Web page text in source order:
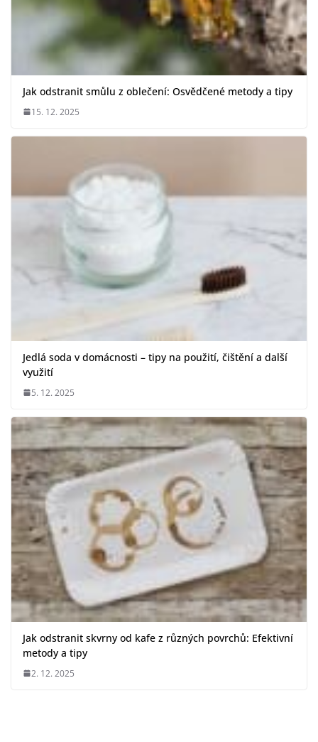
Jak odstranit smůlu z oblečení: Osvědčené metody a tipy
15. 12. 2025
Jedlá soda v domácnosti – tipy na použití, čištění a další
využití
5. 12. 2025
Jak odstranit skvrny od kafe z různých povrchů: Efektivní
metody a tipy
2. 12. 2025